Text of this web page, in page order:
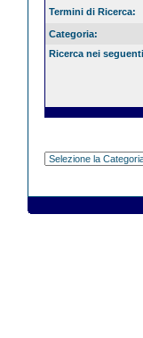
Termini di Ricerca:
Categoria:
Ricerca nei